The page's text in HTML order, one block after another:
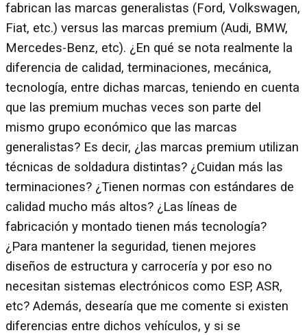
fabrican las marcas generalistas (Ford, Volkswagen,
Fiat, etc.) versus las marcas premium (Audi, BMW,
Mercedes-Benz, etc). ¿En qué se nota realmente la
diferencia de calidad, terminaciones, mecánica,
tecnología, entre dichas marcas, teniendo en cuenta
que las premium muchas veces son parte del
mismo grupo económico que las marcas
generalistas? Es decir, ¿las marcas premium utilizan
técnicas de soldadura distintas? ¿Cuidan más las
terminaciones? ¿Tienen normas con estándares de
calidad mucho más altos? ¿Las líneas de
fabricación y montado tienen más tecnología?
¿Para mantener la seguridad, tienen mejores
diseños de estructura y carrocería y por eso no
necesitan sistemas electrónicos como ESP, ASR,
etc? Además, desearía que me comente si existen
diferencias entre dichos vehículos, y si se